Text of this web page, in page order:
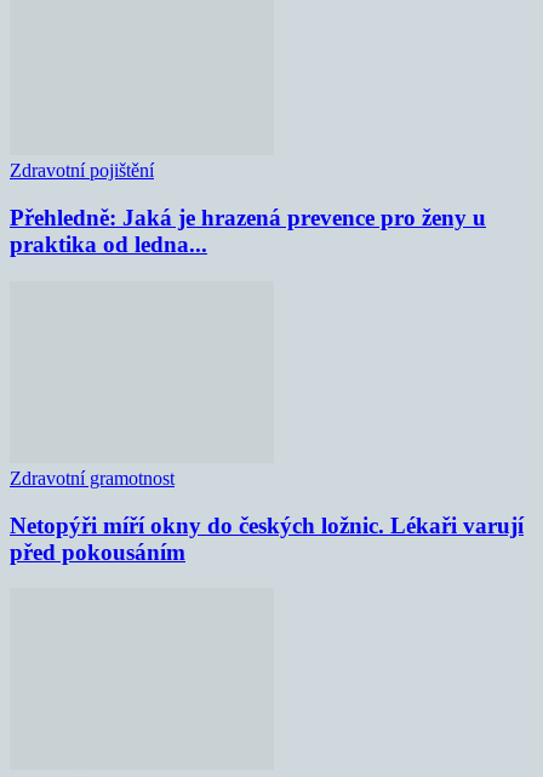
Zdravotní pojištění
Přehledně: Jaká je hrazená prevence pro ženy u
praktika od ledna...
Zdravotní gramotnost
Netopýři míří okny do českých ložnic. Lékaři varují
před pokousáním